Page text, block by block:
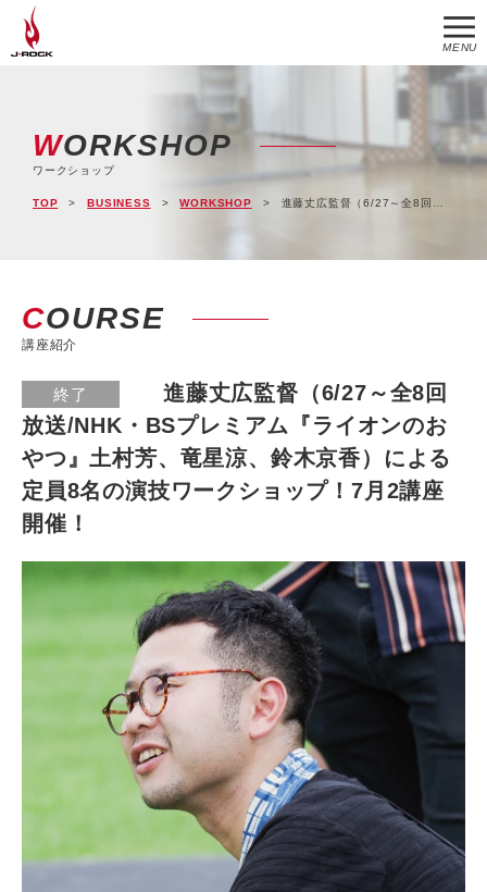
MENU
WORKSHOP
ワークショップ
TOP BUSINESS WORKSHOP 進藤丈広監督（6/27～全8回放送/NHK・BSプレミアム『ライオンのおやつ』土村芳、竜星涼、鈴木京香）による定員8名の演技ワークショップ！7月2講座開催！
COURSE
講座紹介
終了
進藤丈広監督（6/27～全8回
放送/NHK・BSプレミアム『ライオンのお
やつ』土村芳、竜星涼、鈴木京香）による
定員8名の演技ワークショップ！7月2講座
開催！